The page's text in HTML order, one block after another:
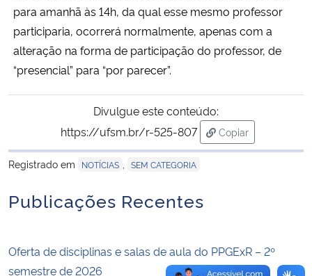
Secretaria de Governo
Gabinete de Segurança Institucional
Banco Central do Brasil
Planalto
para amanhã às 14h, da qual esse mesmo professor
participaria, ocorrerá normalmente, apenas com a
alteração na forma de participação do professor, de
“presencial” para “por parecer”.
Divulgue este conteúdo:
https://ufsm.br/r-525-807
Copiar
para área de
Registrado em
NOTÍCIAS SEM CATEGORIA
Publicações Recentes
Oferta de disciplinas e salas de aula do PPGExR – 2º
semestre de 2026